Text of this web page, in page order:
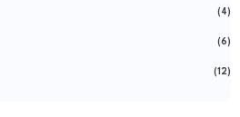
(4)
(6)
(12)